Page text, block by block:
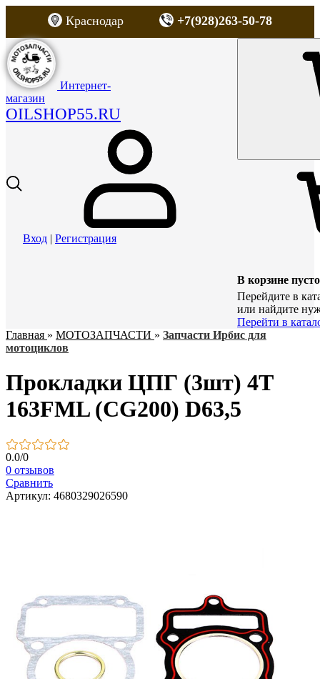
Краснодар +7(928)263-50-78
Интернет-
магазин
OILSHOP55.RU
Вход | Регистрация
В корзине пусто
Перейдите в
или найдите
Перейти в
Главная » МОТОЗАПЧАСТИ » Запчасти Ирбис для
мотоциклов
Прокладки ЦПГ (3шт) 4Т
163FML (CG200) D63,5
0.0/0
0 отзывов
Сравнить
Артикул: 4680329026590